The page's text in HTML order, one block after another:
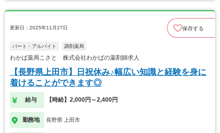
更新日：2025年11月27日 保存する
パート・アルバイト 調剤薬局
わかば薬局こさと 株式会社わかばの薬剤師求人
【長野県上田市】日祝休み♪幅広い知識と経験を身に
着けることができます◎
給与 【時給】2,000円～2,400円
勤務地 長野県 上田市